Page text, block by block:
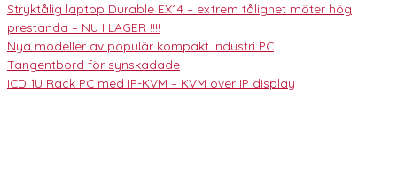
Stryktålig laptop Durable EX14 – extrem tålighet möter hög
prestanda – NU I LAGER !!!!
Nya modeller av populär kompakt industri PC
Tangentbord för synskadade
ICD 1U Rack PC med IP-KVM – KVM over IP display